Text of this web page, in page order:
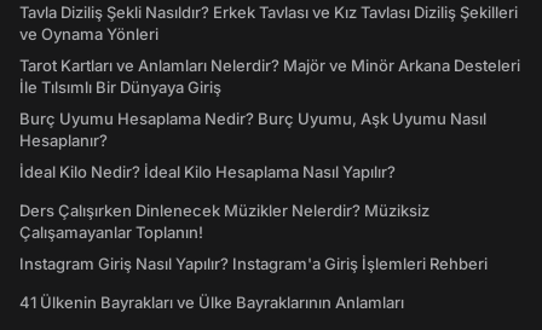
Tavla Diziliş Şekli Nasıldır? Erkek Tavlası ve Kız Tavlası Diziliş Şekilleri
ve Oynama Yönleri
Tarot Kartları ve Anlamları Nelerdir? Majör ve Minör Arkana Desteleri
İle Tılsımlı Bir Dünyaya Giriş
Burç Uyumu Hesaplama Nedir? Burç Uyumu, Aşk Uyumu Nasıl
Hesaplanır?
İdeal Kilo Nedir? İdeal Kilo Hesaplama Nasıl Yapılır?
Ders Çalışırken Dinlenecek Müzikler Nelerdir? Müziksiz
Çalışamayanlar Toplanın!
Instagram Giriş Nasıl Yapılır? Instagram'a Giriş İşlemleri Rehberi
41 Ülkenin Bayrakları ve Ülke Bayraklarının Anlamları